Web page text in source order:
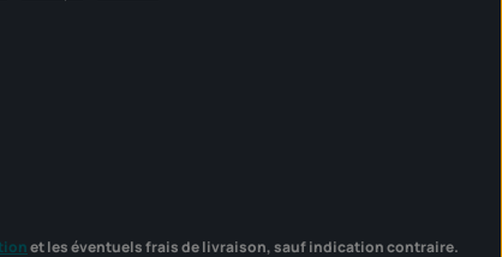
et les éventuels frais de livraison, sauf indication contraire.